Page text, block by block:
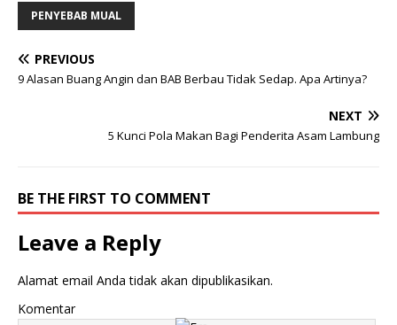
PENYEBAB MUAL
PREVIOUS
9 Alasan Buang Angin dan BAB Berbau Tidak Sedap. Apa Artinya?
NEXT
5 Kunci Pola Makan Bagi Penderita Asam Lambung
BE THE FIRST TO COMMENT
Leave a Reply
Alamat email Anda tidak akan dipublikasikan.
Komentar